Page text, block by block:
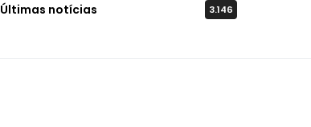
Últimas notícias 3.146